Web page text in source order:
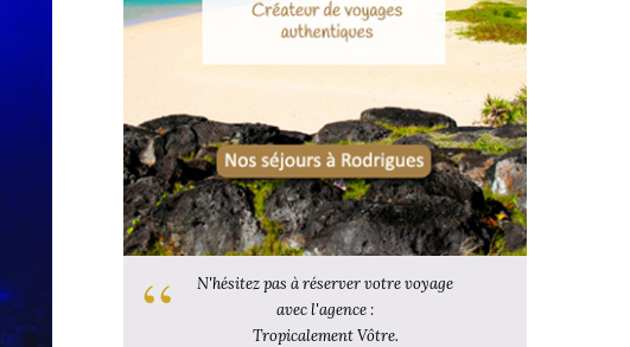
N'hésitez pas à réserver votre voyage
avec l'agence :
Tropicalement Vôtre.